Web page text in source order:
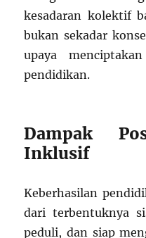
kesadaran kolektif
bukan sekadar
upaya
pendidikan.
Dampak
Inklusif
Keberhasilan
dari terbentuknya
peduli, dan siap